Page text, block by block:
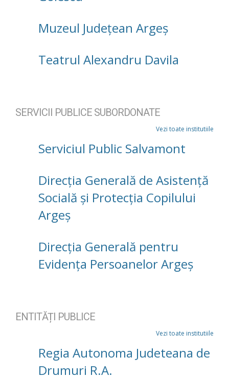
Muzeul Județean Argeș
Teatrul Alexandru Davila
SERVICII PUBLICE SUBORDONATE
Vezi toate institutiile
Serviciul Public Salvamont
Direcţia Generală de Asistenţă
Socială şi Protecţia Copilului
Argeş
Direcția Generală pentru
Evidența Persoanelor Argeș
ENTITĂȚI PUBLICE
Vezi toate institutiile
Regia Autonoma Judeteana de
Drumuri R.A.